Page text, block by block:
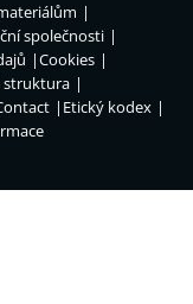
společnosti
Cookies
struktura
Etický kodex